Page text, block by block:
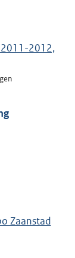
2011-2012,
Zaanstad